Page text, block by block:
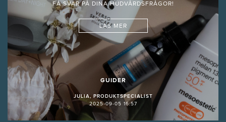
FÅ SVAR PÅ DINA HUDVÅRDSFRÅGOR!
LÄS MER
GUIDER
JULIA, PRODUKTSPECIALIST
2025-09-05 16:57